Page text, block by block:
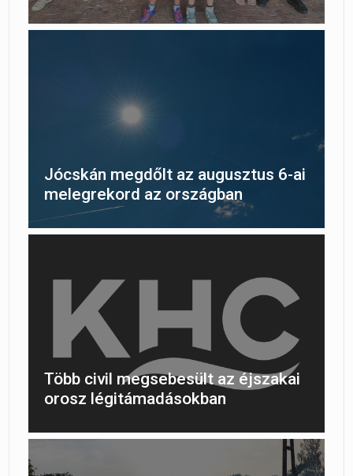
Jócskán megdőlt az augusztus 6-ai
melegrekord az országban
Több civil megsebesült az éjszakai
orosz légitámadásokban